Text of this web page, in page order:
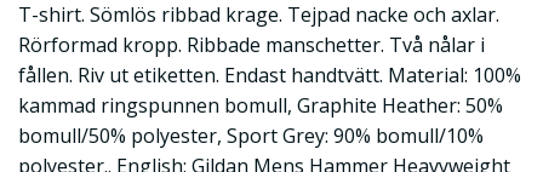
T-shirt. Sömlös ribbad krage. Tejpad nacke och axlar.
Rörformad kropp. Ribbade manschetter. Två nålar i
fållen. Riv ut etiketten. Endast handtvätt. Material: 100%
kammad ringspunnen bomull, Graphite Heather: 50%
bomull/50% polyester, Sport Grey: 90% bomull/10%
polyester.. English: Gildan Mens Hammer Heavyweight